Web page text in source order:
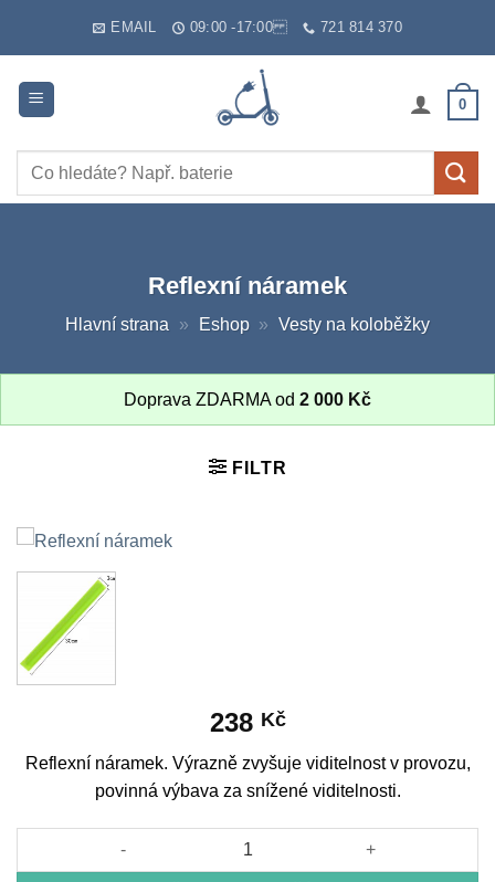
EMAIL 09:00 -17:00 721 814 370
0
Hledat:
Reflexní náramek
Hlavní strana » Eshop » Vesty na koloběžky
Doprava ZDARMA od 2 000 Kč
FILTR
238 Kč
Reflexní náramek. Výrazně zvyšuje viditelnost v provozu,
povinná výbava za snížené viditelnosti.